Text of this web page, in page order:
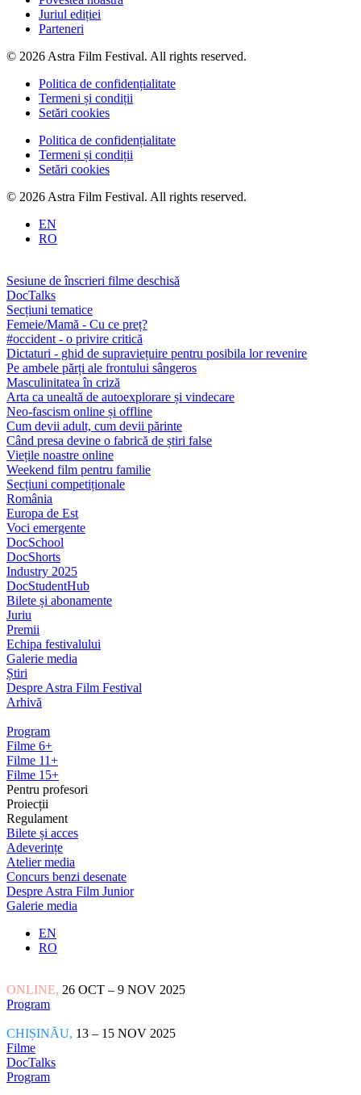
Juriul ediției
Parteneri
© 2026 Astra Film Festival. All rights reserved.
Politica de confidențialitate
Termeni și condiții
Setări cookies
Politica de confidențialitate
Termeni și condiții
Setări cookies
© 2026 Astra Film Festival. All rights reserved.
EN
RO
Sesiune de înscrieri filme deschisă
DocTalks
Secțiuni tematice
Femeie/Mamă - Cu ce preț?
#occident - o privire critică
Dictaturi - ghid de supraviețuire pentru posibila lor revenire
Pe ambele părți ale frontului sângeros
Masculinitatea în criză
Arta ca unealtă de autoexplorare și vindecare
Neo-fascism online și offline
Cum devii adult, cum devii părinte
Când presa devine o fabrică de știri false
Viețile noastre online
Weekend film pentru familie
Secțiuni competiționale
România
Europa de Est
Voci emergente
DocSchool
DocShorts
Industry 2025
DocStudentHub
Bilete și abonamente
Juriu
Premii
Echipa festivalului
Galerie media
Știri
Despre Astra Film Festival
Arhivă
Program
Filme 6+
Filme 11+
Filme 15+
Pentru profesori
Proiecții
Regulament
Bilete și acces
Adeverințe
Atelier media
Concurs benzi desenate
Despre Astra Film Junior
Galerie media
EN
RO
ONLINE, 26 OCT – 9 NOV 2025
Program
CHIȘINĂU, 13 – 15 NOV 2025
Filme
DocTalks
Program